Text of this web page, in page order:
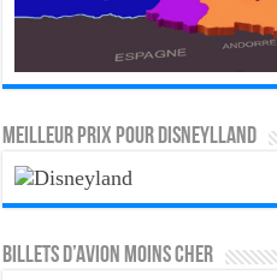
MEILLEUR PRIX POUR DISNEYLLAND
Billets d’avion moins cher